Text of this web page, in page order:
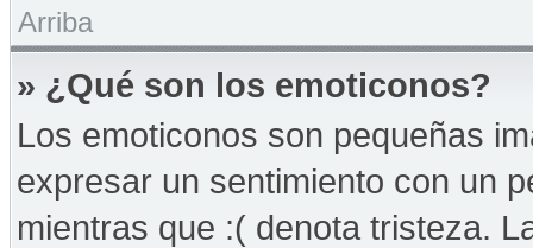
Arriba
» ¿Qué son los emoticonos?
Los emoticonos son pequeñas
expresar un sentimiento con un
mientras que :( denota tristeza.